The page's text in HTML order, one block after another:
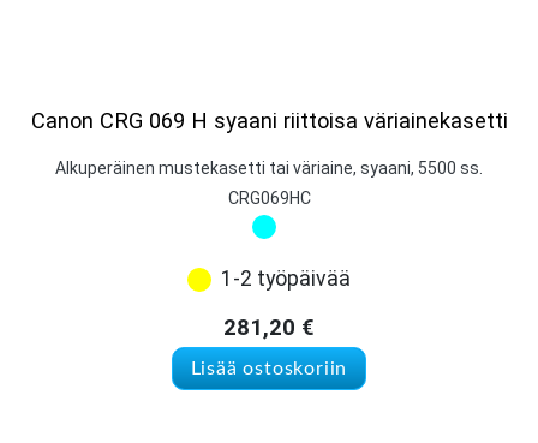
Canon CRG 069 H syaani riittoisa väriainekasetti
Alkuperäinen mustekasetti tai väriaine, syaani, 5500 ss.
CRG069HC
1-2 työpäivää
281,20 €
Lisää ostoskoriin